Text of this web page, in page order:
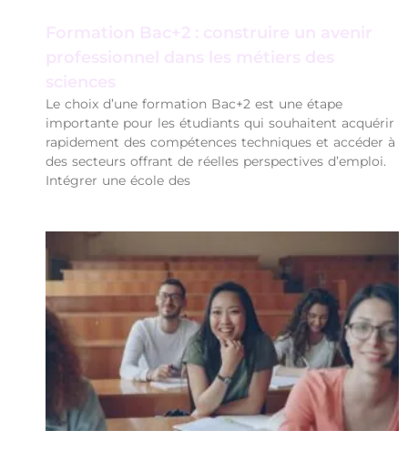
Formation Bac+2 : construire un avenir
professionnel dans les métiers des
sciences
Le choix d’une formation Bac+2 est une étape
importante pour les étudiants qui souhaitent acquérir
rapidement des compétences techniques et accéder à
des secteurs offrant de réelles perspectives d’emploi.
Intégrer une école des